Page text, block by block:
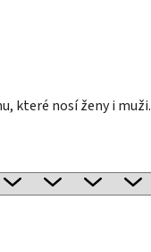
které nosí ženy i muži.